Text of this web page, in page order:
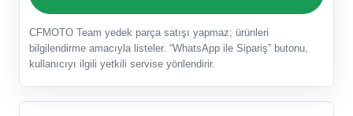
CFMOTO Team yedek parça satışı yapmaz; ürünleri
bilgilendirme amacıyla listeler. “WhatsApp ile Sipariş” butonu,
kullanıcıyı ilgili yetkili servise yönlendirir.